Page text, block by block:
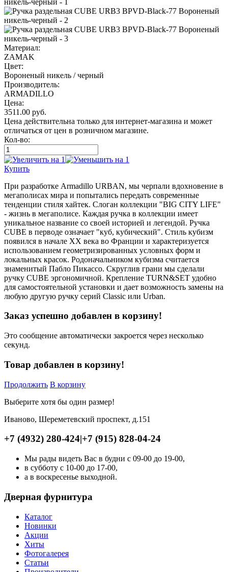
Материал:
ZAMAK
Цвет:
Вороненый никель / черный
Производитель:
ARMADILLO
Цена:
3511.00 руб.
Цена действительна только для интернет-магазина и может
отличаться от цен в розничном магазине.
Кол-во:
Купить
При разработке Armadillo URBAN, мы черпали вдохновение в
мегаполисах мира и попытались передать современные
тенденции стиля хайтек. Слоган коллекции "BIG CITY LIFE"
- жизнь в мегаполисе. Каждая ручка в коллекции имеет
уникальное название со своей историей и легендой. Ручка
CUBE в перводе означает "куб, кубический". Стиль кубизм
появился в начале XX века во Франции и характеризуется
использованием геометризированных условных форм и
локальных красок. Родоначальником кубизма считается
знаменитый Пабло Пикассо. Скруглив грани мы сделали
ручку CUBE эргономичной. Крепление TURN&SET удобно
для самостоятельной установки и дает возможность замены на
любую другую ручку серий Classic или Urban.
Заказ успешно добавлен в корзину!
Это сообщение автоматически закроется через несколько
секунд.
Товар добавлен в корзину!
Продолжить В корзину
Выберите хотя бы один размер!
Иваново, Шереметевский проспект, д.151
+7 (4932) 280-424|+7 (915) 828-04-24
Мы рады видеть Вас в будни с 09-00 до 19-00,
в субботу с 10-00 до 17-00,
а в воскресенье выходной.
Дверная фурнитура
Каталог
Новинки
Акции
Хиты
Фотогалерея
Статьи